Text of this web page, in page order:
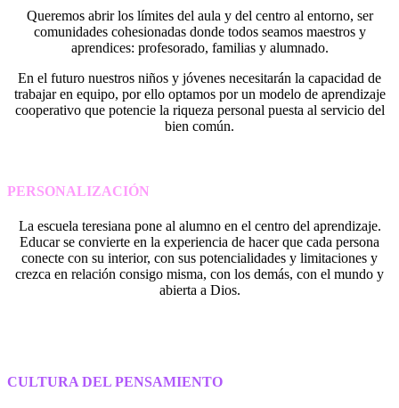
Queremos abrir los límites del aula y del centro al entorno, ser
comunidades cohesionadas donde todos seamos maestros y
aprendices: profesorado, familias y alumnado.
En el futuro nuestros niños y jóvenes necesitarán la capacidad de
trabajar en equipo, por ello optamos por un modelo de aprendizaje
cooperativo que potencie la riqueza personal puesta al servicio del
bien común.
PERSONALIZACIÓN
La escuela teresiana pone al alumno en el centro del aprendizaje.
Educar se convierte en la experiencia de hacer que cada persona
conecte con su interior, con sus potencialidades y limitaciones y
crezca en relación consigo misma, con los demás, con el mundo y
abierta a Dios.
CULTURA DEL PENSAMIENTO